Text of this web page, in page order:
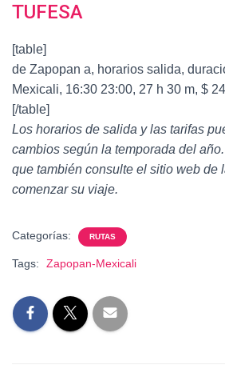
TUFESA
[table]
de Zapopan a, horarios salida,
Mexicali, 16:30 23:00, 27 h 30 m, $
[/table]
Los horarios de salida y las tarifas
cambios según la temporada del
que también consulte el sitio web de
comenzar su viaje.
Categorías: RUTAS
Tags: Zapopan-Mexicali